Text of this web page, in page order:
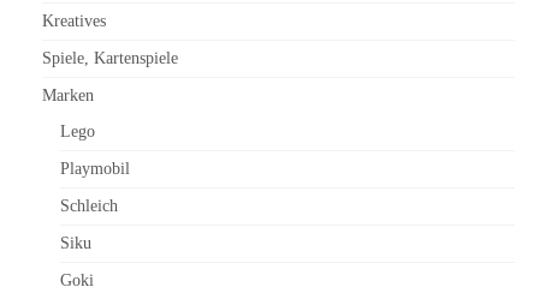
Kreatives
Spiele, Kartenspiele
Marken
Lego
Playmobil
Schleich
Siku
Goki